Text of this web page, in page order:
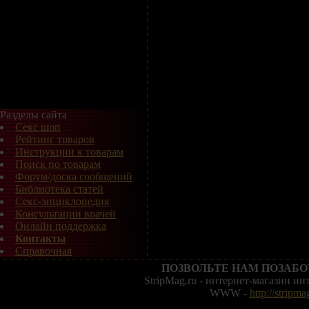
Разделы сайта
Секс шоп
Рейтинг товаров
Инструкции к товарам
Поиск по товарам
Форум/доска сообщений
Библиотека статей
Секс-энциклопедия
Консультации врачей
Онлайн поддержка
Контакты
Справочная
ПОЗВОЛЬТЕ НАМ
StripMag.ru - интернет-магазин
WWW - http://